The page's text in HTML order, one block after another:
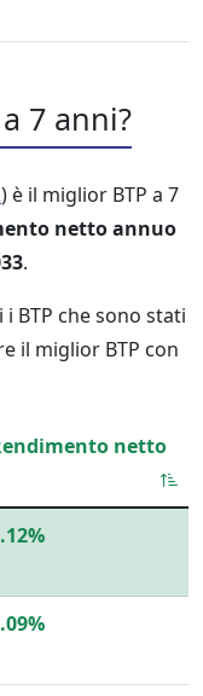
7 anni?
) è il miglior BTP a 7
netto annuo
.
BTP che sono stati
il miglior BTP con
netto